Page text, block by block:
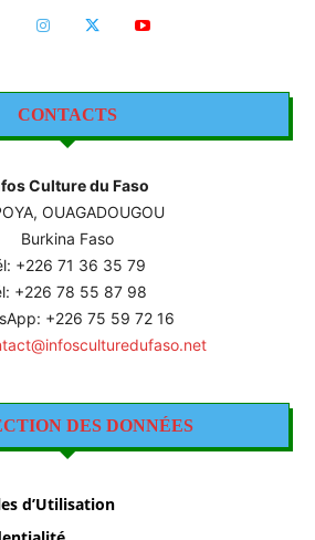
CONTACTS
Culture du Faso
OUAGADOUGOU
Burkina Faso
+226 71 36 35 79
+226 78 55 87 98
+226 75 59 72 16
DES DONNÉES
d’Utilisation